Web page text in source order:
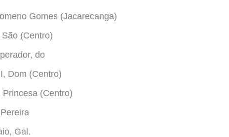
Gomes (Jacarecanga)
(Centro)
do
Dom (Centro)
Princesa (Centro)
Gal.